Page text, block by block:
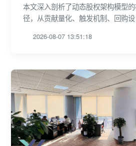
本文深入剖析了动态股权架构模型
径，从贡献量化、触发机制、回购设
2026-08-07 13:51:18